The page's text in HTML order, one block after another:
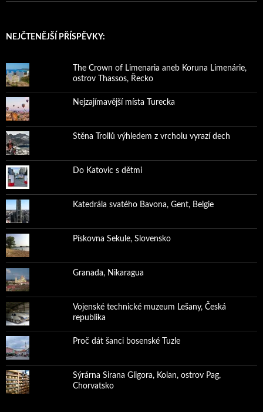
NEJČTENĚJŠÍ PŘÍSPĚVKY:
The Crown of Limenaria aneb Koruna Limenárie,
ostrov Thassos, Řecko
Nejzajímavější místa Turecka
Stěna Trollů výhledem z vrcholu vyrazí dech
Do Katovic s dětmi
Katedrála svatého Bavona, Gent, Belgie
Pískovna Sekule, Slovensko
Granada, Nikaragua
Vojenské technické muzeum Lešany, Česká
republika
Proč dát šanci bosenské Tuzle
Sýrárna Sirana Gligora, Kolan, ostrov Pag,
Chorvatsko